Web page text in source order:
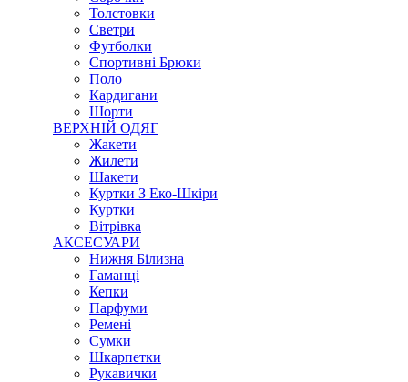
Толстовки
Светри
Футболки
Спортивні Брюки
Поло
Кардигани
Шорти
ВЕРХНІЙ ОДЯГ
Жакети
Жилети
Шакети
Куртки З Еко-Шкіри
Куртки
Вітрівка
АКСЕСУАРИ
Нижня Білизна
Гаманці
Кепки
Парфуми
Ремені
Сумки
Шкарпетки
Рукавички